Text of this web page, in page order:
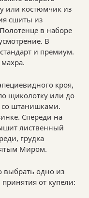
или костюмчик из
сшиты из
в наборе
В
и премиум.
кроя,
щиколотку или до
со штанишками.
Спереди на
лиственный
грудка
Миром.
выбрать одно из
от купели: